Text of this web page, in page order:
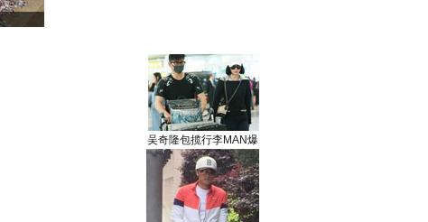
吴奇隆包揽行李MAN爆